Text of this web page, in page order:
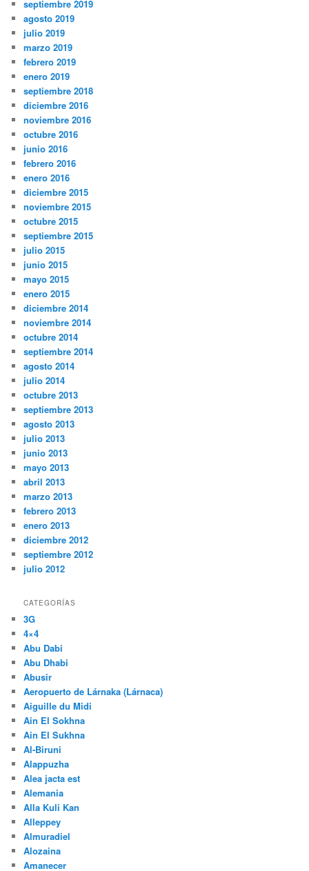
septiembre 2019
agosto 2019
julio 2019
marzo 2019
febrero 2019
enero 2019
septiembre 2018
diciembre 2016
noviembre 2016
octubre 2016
junio 2016
febrero 2016
enero 2016
diciembre 2015
noviembre 2015
octubre 2015
septiembre 2015
julio 2015
junio 2015
mayo 2015
enero 2015
diciembre 2014
noviembre 2014
octubre 2014
septiembre 2014
agosto 2014
julio 2014
octubre 2013
septiembre 2013
agosto 2013
julio 2013
junio 2013
mayo 2013
abril 2013
marzo 2013
febrero 2013
enero 2013
diciembre 2012
septiembre 2012
julio 2012
CATEGORÍAS
3G
4×4
Abu Dabi
Abu Dhabi
Abusir
Aeropuerto de Lárnaka (Lárnaca)
Aiguille du Midi
Ain El Sokhna
Ain El Sukhna
Al-Biruni
Alappuzha
Alea jacta est
Alemania
Alla Kuli Kan
Alleppey
Almuradiel
Alozaina
Amanecer